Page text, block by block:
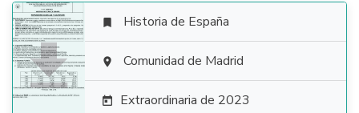

 Historia de España
 Comunidad de Madrid
 Extraordinaria de 2023